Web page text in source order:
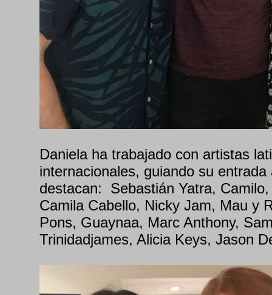
Daniela ha trabajado con artistas
internacionales, guiando su
destacan: Sebastián Yatra,
Camila Cabello, Nicky Jam, Mau y
Pons, Guaynaa, Marc Anthony,
Trinidadjames, Alicia Keys, Jason